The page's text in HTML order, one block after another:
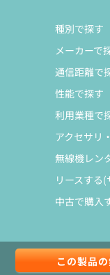
この製品
種別で探す
メーカーで
通信距離で
性能で探す
利用業種で
アクセサリ
無線機レン
リースする
中古で購入
©